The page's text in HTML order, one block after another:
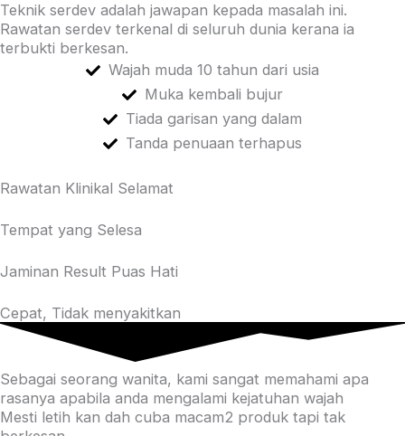
Teknik serdev adalah jawapan kepada masalah ini.
Rawatan serdev terkenal di seluruh dunia kerana ia
terbukti berkesan.
Wajah muda 10 tahun dari usia
Muka kembali bujur
Tiada garisan yang dalam
Tanda penuaan terhapus
Rawatan Klinikal Selamat
Tempat yang Selesa
Jaminan Result Puas Hati
Cepat, Tidak menyakitkan
Sebagai seorang wanita, kami sangat memahami apa
rasanya apabila anda mengalami kejatuhan wajah
Mesti letih kan dah cuba macam2 produk tapi tak